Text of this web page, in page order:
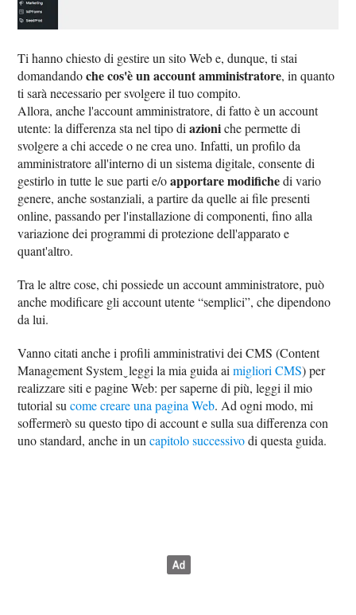
Ti hanno chiesto di gestire un sito Web e, dunque, ti stai
domandandoche cos'è un account amministratore, in quanto
ti sarà necessario per svolgere il tuo compito.
Allora, anche l'account amministratore, di fatto è un account
utente: la differenza sta nel tipo diazioniche permette di
svolgere a chi accede o ne crea uno. Infatti, un profilo da
amministratore all'interno di un sistema digitale, consente di
gestirlo in tutte le sue parti e/oapportare modifichedi vario
genere, anche sostanziali, a partire da quelle ai file presenti
online, passando per l'installazione di componenti, fino alla
variazione dei programmi di protezione dell'apparato e
quant'altro.
Tra le altre cose, chi possiede un account amministratore, può
anche modificare gli account utente “semplici”, che dipendono
da lui.
Vanno citati anche i profili amministrativi dei CMS (Content
Management System ̬ leggi la mia guida aimigliori CMS) per
realizzare siti e pagine Web: per saperne di più, leggi il mio
tutorial sucome creare una pagina Web. Ad ogni modo, mi
soffermerò su questo tipo di account e sulla sua differenza con
uno standard, anche in uncapitolo successivodi questa guida.